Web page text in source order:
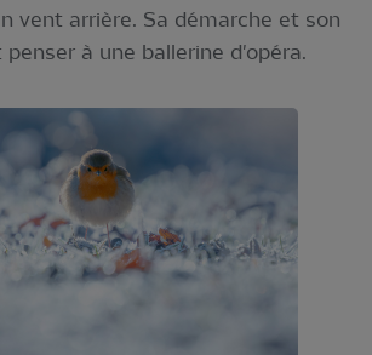
vent arrière. Sa démarche et son
à une ballerine d'opéra.